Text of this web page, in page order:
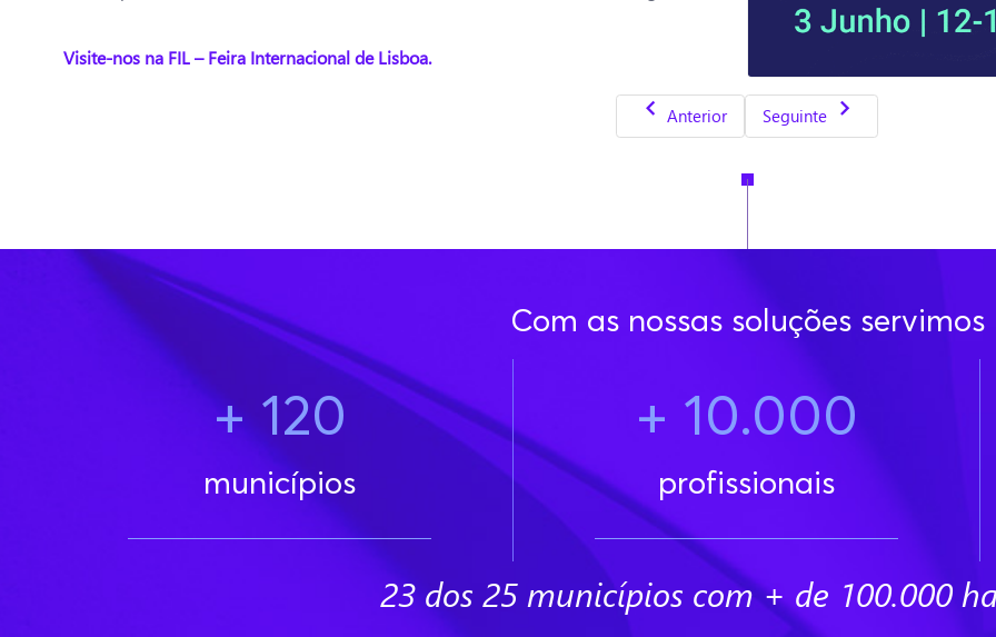
Visite-nos na FIL – Feira Internacional de Lisboa.
Artigo anterior: A Inteligência Artificial ao
Anterior Artigo seguinte: Évora com
Seguinte
Com as nossas soluções servimos
+ 120
municípios
+ 10.000
profissionais
23 dos 25 municípios com + de 100.000